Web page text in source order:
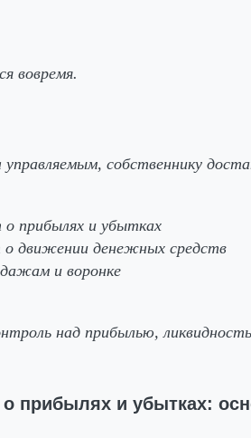
вовремя.
собственнику
прибылях и убытках
движении денежных средств
и воронке
над прибылью,
прибылях и убытках: